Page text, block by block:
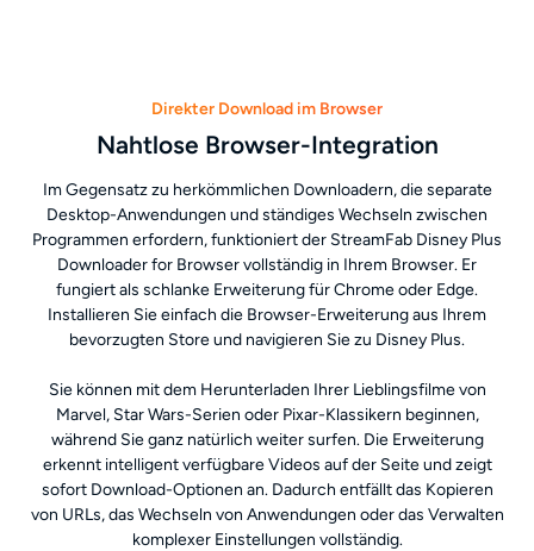
Direkter Download im Browser
Nahtlose Browser-Integration
Im Gegensatz zu herkömmlichen Downloadern, die separate
Desktop-Anwendungen und ständiges Wechseln zwischen
Programmen erfordern, funktioniert der StreamFab Disney Plus
Downloader for Browser vollständig in Ihrem Browser. Er
fungiert als schlanke Erweiterung für Chrome oder Edge.
Installieren Sie einfach die Browser-Erweiterung aus Ihrem
bevorzugten Store und navigieren Sie zu Disney Plus.
Sie können mit dem Herunterladen Ihrer Lieblingsfilme von
Marvel, Star Wars-Serien oder Pixar-Klassikern beginnen,
während Sie ganz natürlich weiter surfen. Die Erweiterung
erkennt intelligent verfügbare Videos auf der Seite und zeigt
sofort Download-Optionen an. Dadurch entfällt das Kopieren
von URLs, das Wechseln von Anwendungen oder das Verwalten
komplexer Einstellungen vollständig.